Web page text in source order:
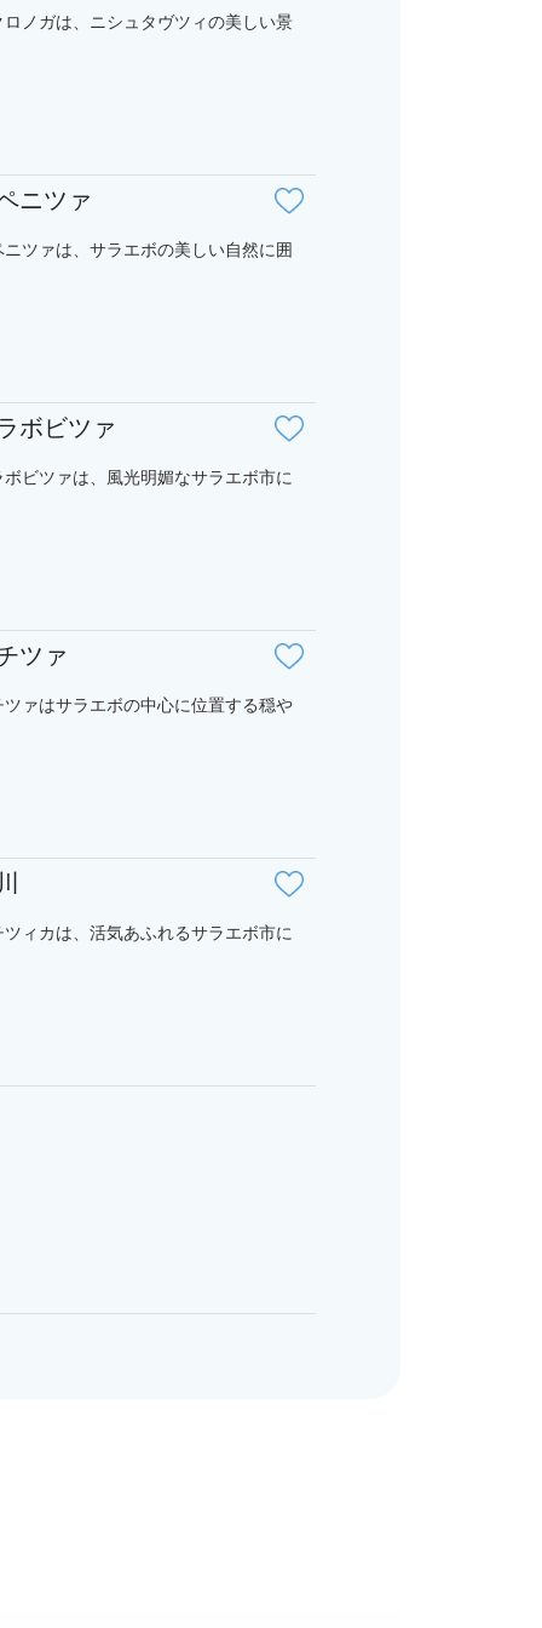
ロノガは、ニシュタヴツィの美しい景
ニツァ
ニツァは、サラエボの美しい自然に囲
ボビツァ
ボビツァは、風光明媚なサラエボ市に
ツァ
ツァはサラエボの中心に位置する穏や
ツィカは、活気あふれるサラエボ市に